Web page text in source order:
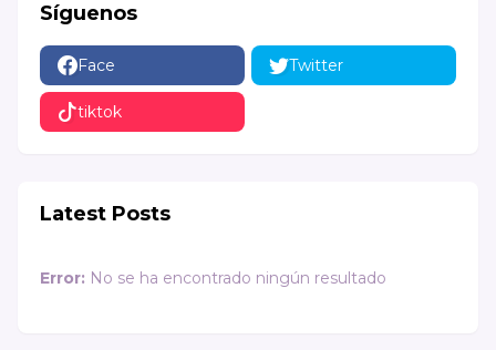
Síguenos
Face Twitter
tiktok
Latest Posts
Error: No se ha encontrado ningún resultado